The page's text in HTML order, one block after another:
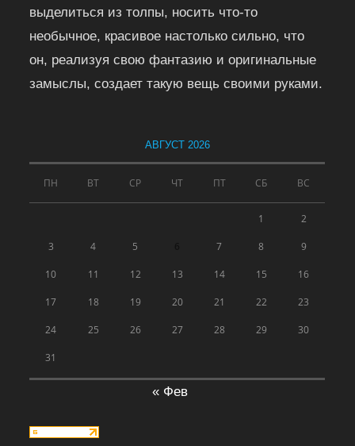
выделиться из толпы, носить что-то
необычное, красивое настолько сильно, что
он, реализуя свою фантазию и оригинальные
замыслы, создает такую вещь своими руками.
АВГУСТ 2026
ПН ВТ СР ЧТ ПТ СБ ВС
1 2
3 4 5 7 8 9
10 11 12 13 14 15 16
17 18 19 20 21 22 23
24 25 26 27 28 29 30
31
« Фев